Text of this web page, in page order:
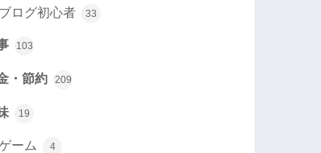
ブログ初心者 33
103
・節約 209
19
ーム 4